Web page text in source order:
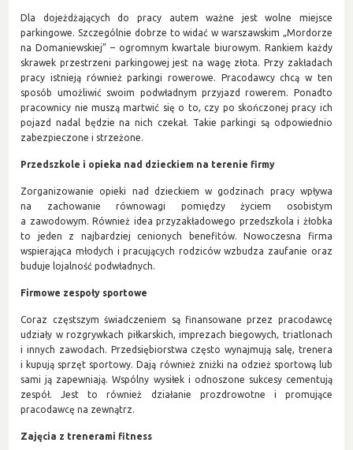
Dla dojeżdżających do pracy autem ważne jest wolne miejsce
parkingowe. Szczególnie dobrze to widać w warszawskim „Mordorze
na Domaniewskiej” – ogromnym kwartale biurowym. Rankiem każdy
skrawek przestrzeni parkingowej jest na wagę złota. Przy zakładach
pracy istnieją również parkingi rowerowe. Pracodawcy chcą w ten
sposób umożliwić swoim podwładnym przyjazd rowerem. Ponadto
pracownicy nie muszą martwić się o to, czy po skończonej pracy ich
pojazd nadal będzie na nich czekał. Takie parkingi są odpowiednio
zabezpieczone i strzeżone.
Przedszkole i opieka nad dzieckiem na terenie firmy
Zorganizowanie opieki nad dzieckiem w godzinach pracy wpływa
na zachowanie równowagi pomiędzy życiem osobistym
a zawodowym. Również idea przyzakładowego przedszkola i żłobka
to jeden z najbardziej cenionych benefitów. Nowoczesna firma
wspierająca młodych i pracujących rodziców wzbudza zaufanie oraz
buduje lojalność podwładnych.
Firmowe zespoły sportowe
Coraz częstszym świadczeniem są finansowane przez pracodawcę
udziały w rozgrywkach piłkarskich, imprezach biegowych, triatlonach
i innych zawodach. Przedsiębiorstwa często wynajmują salę, trenera
i kupują sprzęt sportowy. Dają również zniżki na odzież sportową lub
sami ją zapewniają. Wspólny wysiłek i odnoszone sukcesy cementują
zespół. Jest to również działanie prozdrowotne i promujące
pracodawcę na zewnątrz.
Zajęcia z trenerami fitness